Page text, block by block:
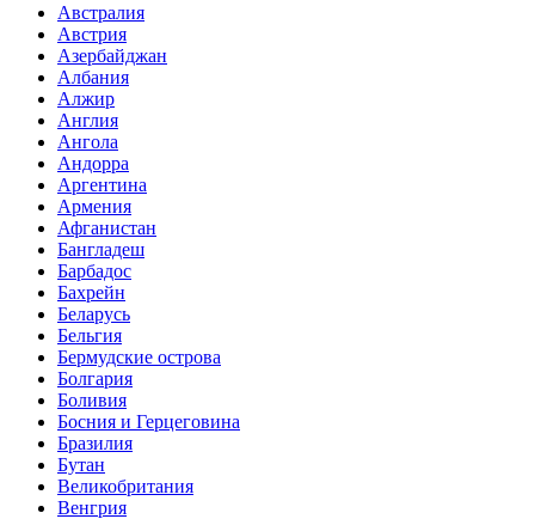
Австралия
Австрия
Азербайджан
Албания
Алжир
Англия
Ангола
Андорра
Аргентина
Армения
Афганистан
Бангладеш
Барбадос
Бахрейн
Беларусь
Бельгия
Бермудские острова
Болгария
Боливия
Босния и Герцеговина
Бразилия
Бутан
Великобритания
Венгрия